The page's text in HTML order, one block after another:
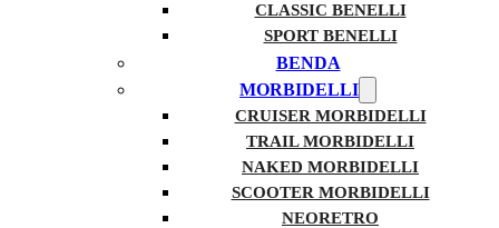
CLASSIC BENELLI
SPORT BENELLI
BENDA
MORBIDELLI
CRUISER MORBIDELLI
TRAIL MORBIDELLI
NAKED MORBIDELLI
SCOOTER MORBIDELLI
NEORETRO